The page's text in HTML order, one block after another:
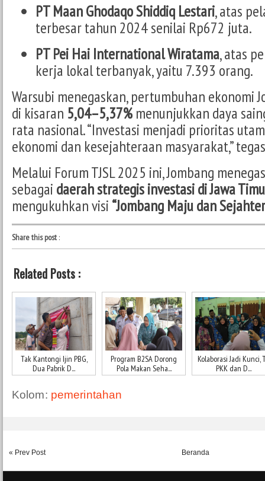
PT Maan Ghodaqo Shiddiq Lestari, atas
terbesar tahun 2024 senilai Rp672 juta.
PT Pei Hai International Wiratama, atas
kerja lokal terbanyak, yaitu 7.393 orang.
Warsubi menegaskan, pertumbuhan ekonomi
di kisaran 5,04–5,37% menunjukkan daya
rata nasional. “Investasi menjadi prioritas
ekonomi dan kesejahteraan masyarakat,”
Melalui Forum TJSL 2025 ini, Jombang
sebagai daerah strategis investasi di Jawa
mengukuhkan visi “Jombang Maju dan
Share this post :
Related Posts :
Tak Kantongi Ijin PBG,
Dua Pabrik D...
Program B2SA Dorong
Pola Makan Seha...
Kolaborasi Jadi Kunci,
PKK dan D...
Kolom: pemerintahan
« Prev Post Beranda